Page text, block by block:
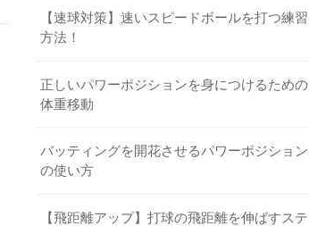
【速球対策】速いスピードボールを打つ練習
方法！
正しいパワーポジションを身につけるための
体重移動
バッティングを開花させるパワーポジション
の使い方
【飛距離アップ】打球の飛距離を伸ばすステ